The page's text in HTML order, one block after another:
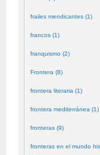
frailes mendicantes (1)
francos (1)
franquismo (2)
Frontera (8)
frontera literaria (1)
frontera mediterránea (1)
fronteras (9)
fronteras en el mundo